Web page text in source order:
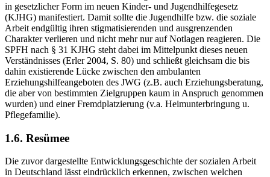
Erst 1991 hat sich die hier beschriebene Entwicklung der sozialen
Prob­lemfelder und deren Auswirkungen auf die soziale Arbeit auch
in gesetz­licher Form im neuen Kinder- und Jugendhilfegesetz
(KJHG) manifes­tiert. Damit sollte die Jugendhilfe bzw. die soziale
Arbeit endgültig ihren stigmatisierenden und ausgrenzenden
Charakter verlieren und nicht mehr nur auf Notlagen reagieren. Die
SPFH nach § 31 KJHG steht dabei im Mittelpunkt dieses neuen
Verständnisses (Erler 2004, S. 80) und schließt gleichsam die bis
dahin existierende Lücke zwischen den ambulanten
Erziehungshilfeangeboten des JWG (z.B. auch Erziehungsberatung,
die aber von bestimmten Zielgruppen kaum in Anspruch genommen
Pflegefamilie).
1.6. Resümee